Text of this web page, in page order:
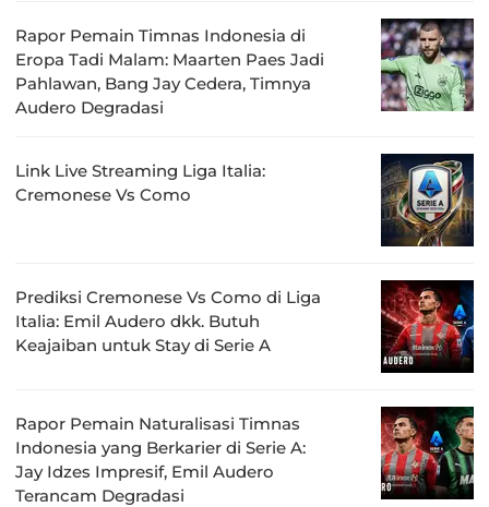
Rapor Pemain Timnas Indonesia di
Eropa Tadi Malam: Maarten Paes Jadi
Pahlawan, Bang Jay Cedera, Timnya
Audero Degradasi
Link Live Streaming Liga Italia:
Cremonese Vs Como
Prediksi Cremonese Vs Como di Liga
Italia: Emil Audero dkk. Butuh
Keajaiban untuk Stay di Serie A
Rapor Pemain Naturalisasi Timnas
Indonesia yang Berkarier di Serie A:
Jay Idzes Impresif, Emil Audero
Terancam Degradasi